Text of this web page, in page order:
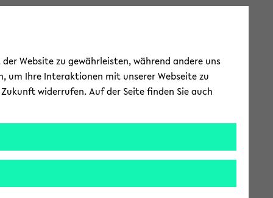
Website zu gewährleisten, während andere uns
um Ihre Interaktionen mit unserer Webseite zu
widerrufen. Auf der Seite finden Sie auch